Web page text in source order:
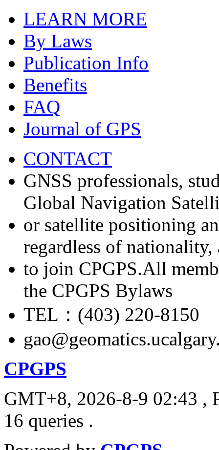
LEARN MORE
By Laws
Publication Info
Benefits
FAQ
Journal of GPS
CONTACT
GNSS professionals,
Global Navigation
or satellite positioning
regardless of nationality,
to join CPGPS.All
the CPGPS Bylaws
TEL：(403) 220-8150
CPGPS
GMT+8, 2026-8-9 02:43 ,
16 queries .